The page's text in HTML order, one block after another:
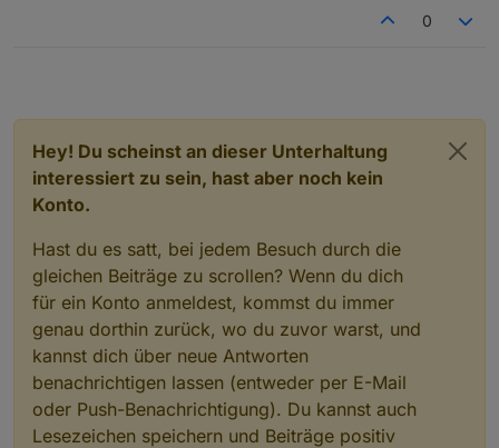
0
Hey! Du scheinst an dieser Unterhaltung
interessiert zu sein, hast aber noch kein
Konto.
Hast du es satt, bei jedem Besuch durch die
gleichen Beiträge zu scrollen? Wenn du dich
für ein Konto anmeldest, kommst du immer
genau dorthin zurück, wo du zuvor warst, und
kannst dich über neue Antworten
benachrichtigen lassen (entweder per E-Mail
oder Push-Benachrichtigung). Du kannst auch
Lesezeichen speichern und Beiträge positiv